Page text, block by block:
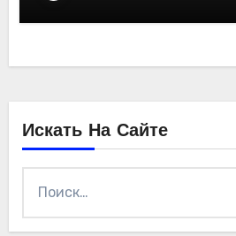
Искать На Сайте